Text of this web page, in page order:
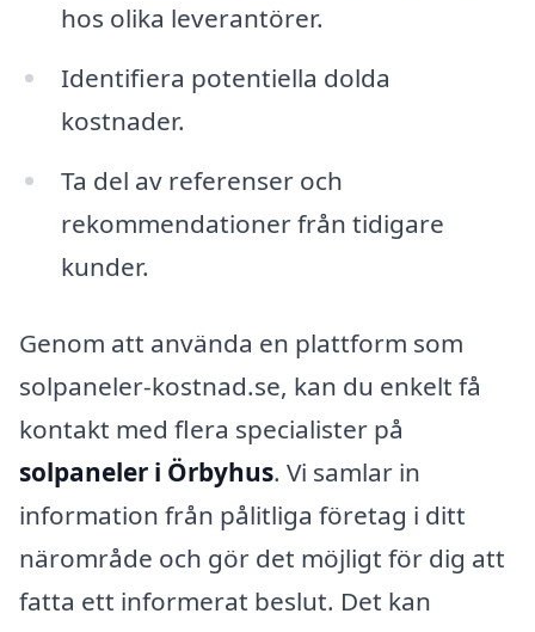
hos olika leverantörer.
Identifiera potentiella dolda
kostnader.
Ta del av referenser och
rekommendationer från tidigare
kunder.
Genom att använda en plattform som
solpaneler-kostnad.se, kan du enkelt få
kontakt med flera specialister på
solpaneler i Örbyhus. Vi samlar in
information från pålitliga företag i ditt
närområde och gör det möjligt för dig att
fatta ett informerat beslut. Det kan